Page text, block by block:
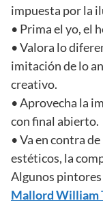
impuesta por la
• Prima el yo, el
• Valora lo
imitación de lo
creativo.
• Aprovecha la
con final abierto.
• Va en contra
estéticos, la
Algunos
Mallord William